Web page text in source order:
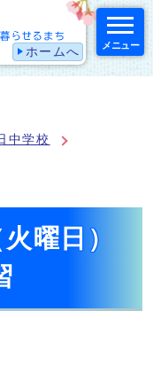
ホームへ メニュー
中学校
曜日）